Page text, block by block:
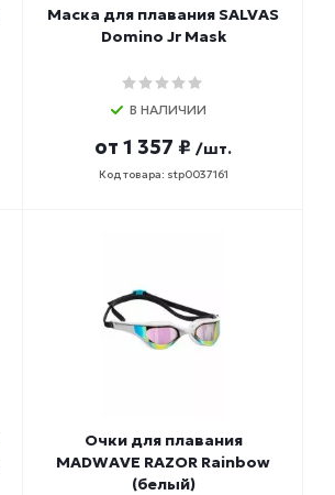
Маска для плавания SALVAS
Domino Jr Mask
В НАЛИЧИИ
от 1 357 ₽ /шт.
Код товара: stp0037161
Очки для плавания
MADWAVE RAZOR Rainbow
(белый)